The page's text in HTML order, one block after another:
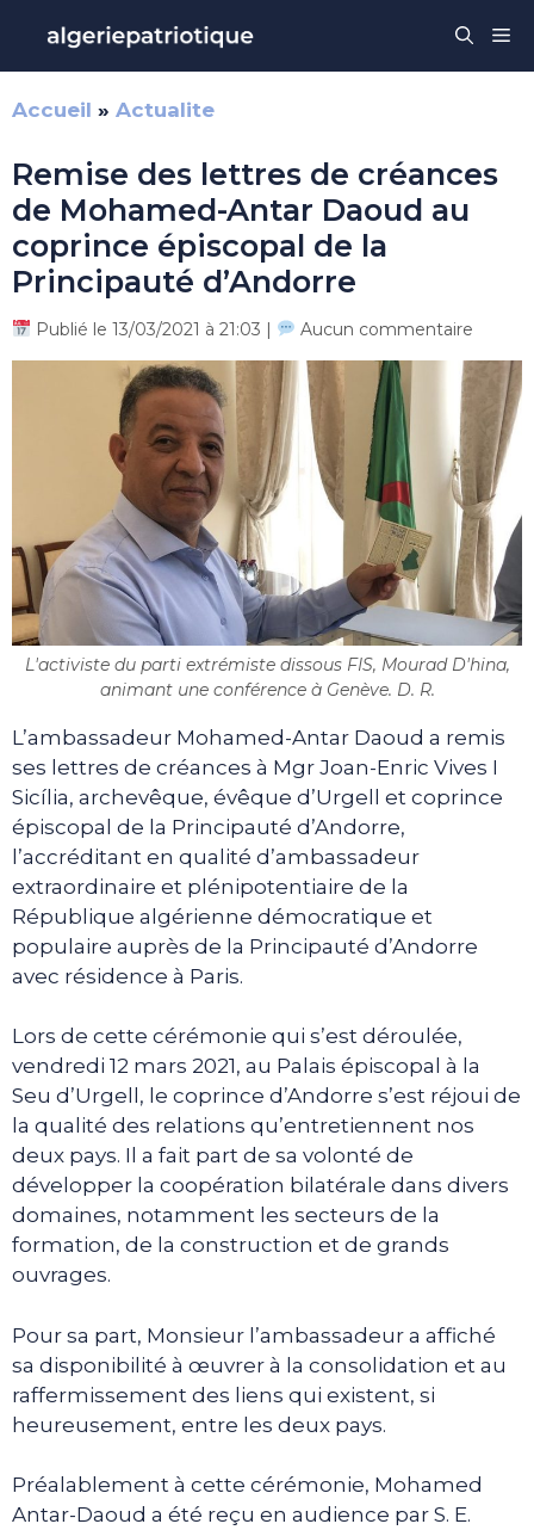
contenu
Accueil » Actualite
Remise des lettres de créances
de Mohamed-Antar Daoud au
coprince épiscopal de la
Principauté d’Andorre
Publié le 13/03/2021 à 21:03 | Aucun commentaire
L'activiste du parti extrémiste dissous FIS, Mourad D'hina,
animant une conférence à Genève. D. R.
L’ambassadeur Mohamed-Antar Daoud a remis
ses lettres de créances à Mgr Joan-Enric Vives I
Sicília, archevêque, évêque d’Urgell et coprince
épiscopal de la Principauté d’Andorre,
l’accréditant en qualité d’ambassadeur
extraordinaire et plénipotentiaire de la
République algérienne démocratique et
populaire auprès de la Principauté d’Andorre
avec résidence à Paris.
Lors de cette cérémonie qui s’est déroulée,
vendredi 12 mars 2021, au Palais épiscopal à la
Seu d’Urgell, le coprince d’Andorre s’est réjoui de
la qualité des relations qu’entretiennent nos
deux pays. Il a fait part de sa volonté de
développer la coopération bilatérale dans divers
domaines, notamment les secteurs de la
formation, de la construction et de grands
ouvrages.
Pour sa part, Monsieur l’ambassadeur a affiché
sa disponibilité à œuvrer à la consolidation et au
raffermissement des liens qui existent, si
heureusement, entre les deux pays.
Préalablement à cette cérémonie, Mohamed
Antar-Daoud a été reçu en audience par S. E.